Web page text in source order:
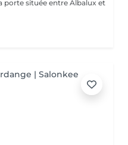
porte située entre Albalux et